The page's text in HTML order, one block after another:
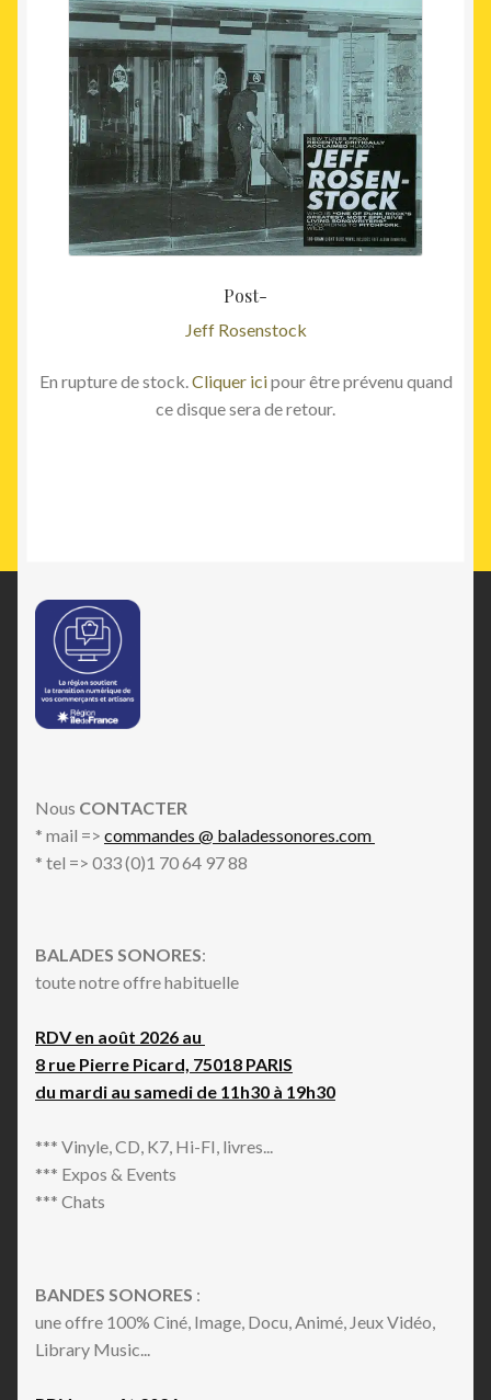
Post-
Jeff Rosenstock
était :
35,00€.
En rupture de stock.Cliquer icipour être prévenu quand
ce disque sera de retour.
Nous CONTACTER
* mail => commandes @ baladessonores.com
* tel => 033 (0)1 70 64 97 88
BALADES SONORES:
toute notre offre habituelle
RDV en août 2026 au
8 rue Pierre Picard, 75018 PARIS
du mardi au samedi de 11h30 à 19h30
*** Vinyle, CD, K7, Hi-FI, livres...
*** Expos & Events
*** Chats
BANDES SONORES :
une offre 100% Ciné, Image, Docu, Animé, Jeux Vidéo,
Library Music...